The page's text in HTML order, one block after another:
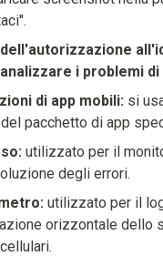
i problemi di
di app mobili: si
pacchetto di app
utilizzato per il
degli errori.
utilizzato per il
orizzontale dello